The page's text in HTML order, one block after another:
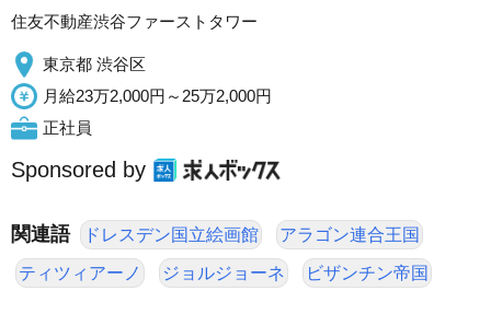
住友不動産渋谷ファーストタワー
東京都 渋谷区
月給23万2,000円～25万2,000円
正社員
Sponsored by
関連語 ドレスデン国立絵画館 アラゴン連合王国
ティツィアーノ ジョルジョーネ ビザンチン帝国